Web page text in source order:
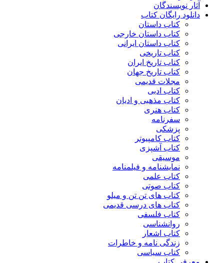
آثار نویسندگان
دانلود رایگان کتاب
کتاب داستان
کتاب داستان خارجی
کتاب داستان ایرانی
کتاب تاریخی
کتاب تاریخ ایران
کتاب تاریخ جهان
مجلات قدیمی
کتاب ادبی
کتاب مذهبی و ادیان
کتاب هنری
سفرنامه
پزشکی
کتاب کامپیوتر
کتاب آشپزی
موسیقی
نمایشنامه و فیلمنامه
کتاب علمی
کتاب صوتی
کتاب های تن تن و میلو
کتاب های درسی قدیمی
کتاب فلسفی
روانشناسی
کتاب اشعار
زندگی نامه و خاطرات
کتاب سیاسی